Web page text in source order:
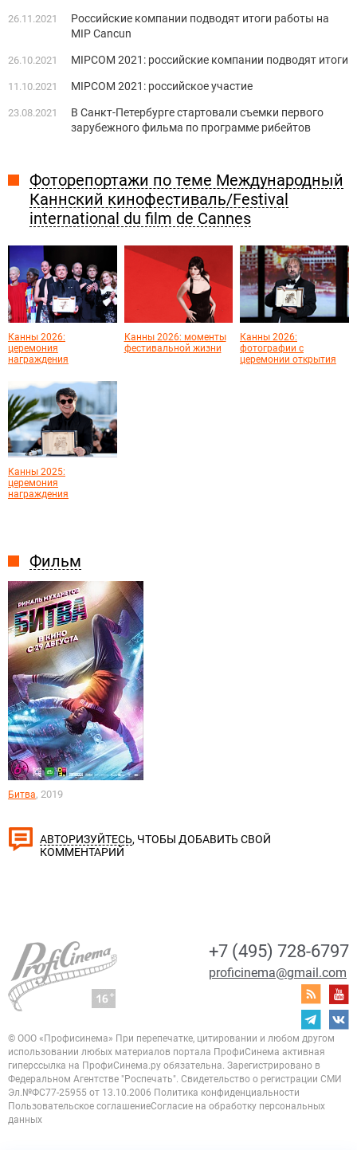
Фильм
Битва, 2019
26.11.2021
Российские компании подводят итоги работы на
MIP Cancun
26.10.2021 MIPCOM 2021: российские компании подводят итоги
11.10.2021 MIPCOM 2021: российское участие
23.08.2021
В Санкт-Петербурге стартовали съемки первого
зарубежного фильма по программе рибейтов
Фоторепортажи по теме Международный
Каннский кинофестиваль/Festival
international du film de Cannes
Канны 2026:
церемония
награждения
Канны 2026: моменты
фестивальной жизни
Канны 2026:
фотографии с
церемонии открытия
Канны 2025:
церемония
награждения
АВТОРИЗУЙТЕСЬ, ЧТОБЫ ДОБАВИТЬ СВОЙ
КОММЕНТАРИЙ
+7 (495) 728-6797
proficinema@gmail.com
© ООО «Профисинема» При перепечатке, цитировании и любом другом
использовании любых материалов портала ПрофиСинема активная
гиперссылка на ПрофиСинема.ру обязательна. Зарегистрировано в
Федеральном Агентстве "Роспечать". Свидетельство о регистрации СМИ
Эл.№ФС77-25955 от 13.10.2006 Политика конфиденциальности
Пользовательское соглашениеСогласие на обработку персональных
данных